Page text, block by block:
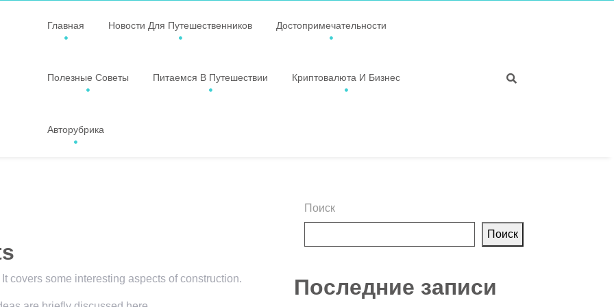
Главная Новости Для Путешественников Достопримечательности
Полезные Советы Питаемся В Путешествии Криптовалюта И Бизнес
Авторубрика
covers some interesting aspects of construction.
Поиск
Поиск
Последние записи